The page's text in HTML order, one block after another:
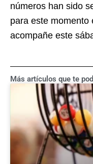
números han sido
para este momento
acompañe este
Más artículos que te